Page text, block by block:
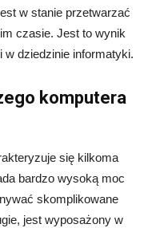
w stanie przetwarzać
czasie. Jest to wynik
w dziedzinie informatyki.
komputera
się kilkoma
bardzo wysoką moc
skomplikowane
jest wyposażony w